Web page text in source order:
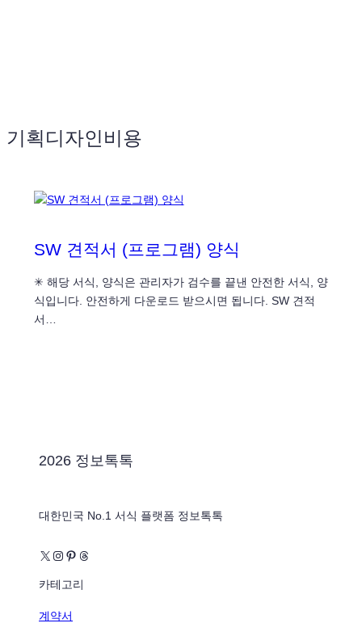
기획디자인비용
SW 견적서 (프로그램) 양식
✳ 해당 서식, 양식은 관리자가 검수를 끝낸 안전한 서식, 양
식입니다. 안전하게 다운로드 받으시면 됩니다. SW 견적
서…
2026 정보톡톡
대한민국 No.1 서식 플랫폼 정보톡톡
X Instagram Pinterest Threads
카테고리
계약서